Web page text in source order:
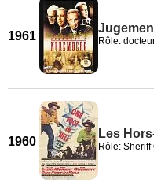
1961 Rôle:
1960
Les
Rôle: Sheriff